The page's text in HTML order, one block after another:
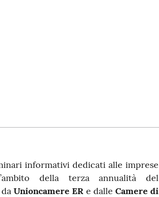
informativi dedicati alle imprese
della terza annualità del
daUnioncamere ER e dalle Camere di